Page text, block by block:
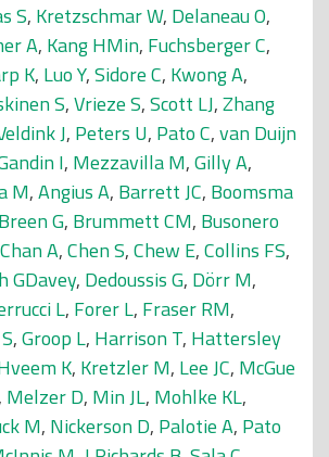
S, Kretzschmar W, Delaneau O,
A, Kang HMin, Fuchsberger C,
K, Luo Y,Sidore C, Kwong A,
S,Vrieze S,Scott LJ,Zhang
J, Peters U, Pato C,van Duijn
I, Mezzavilla M,Gilly A,
M,Angius A, Barrett JC, Boomsma
Breen G, Brummett CM, Busonero
Chan A,Chen S,Chew E,Collins FS,
GDavey, Dedoussis G, Dörr M,
L, Forer L, Fraser RM,
,Groop L, Harrison T, Hattersley
K, Kretzler M, Lee JC, McGue
, Melzer D, Min JL, Mohlke KL,
M, Nickerson D, Palotie A, Pato